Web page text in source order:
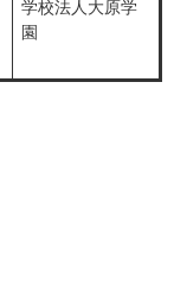
学校法人大原学
園